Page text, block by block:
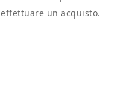
un acquisto.